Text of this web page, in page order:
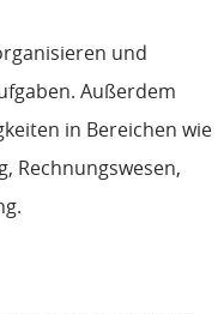
und
Außerdem
in Bereichen wie
Rechnungswesen,